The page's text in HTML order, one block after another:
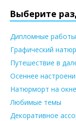
Выберите
Дипломные работы
Графический
Путешествие в
Осеннее
Натюрморт на окне
Любимые темы
Декоративное